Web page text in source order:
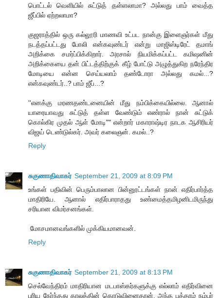
பொட்டல் வெளியில் சுட்டுத் தள்ளலாமா? அல்லது பாம் வைத்த
ஜீப்பில் ஏற்றலாமா?
குஜராத்தில் ஒரு கல்லூரி மாணவி உட்பட நான்கு இளைஞர்கள் மீது
நடத்தப்பட்டது போலி என்கவுண்டர் என்று மாஜிஸ்டிரேட் தமாங்
அறிக்கை சமர்ப்பிக்கிறார். அரசால் நியமிக்கப்பட்ட கமிஷனின்
அறிக்கையை தன் பிட்டத்திற்குக் கீழ் போட்டு அழுத்துகிற நரேந்திர
மோடியை என்ன செய்யலாம் தண்டோரா அல்லது கமல்...?
என்கவுண்டர்..? பாம் ஜீப்...?
''எனக்கு மரணதண்டனையின் மீது நம்பிக்கையில்லை. ஆனால்
யாரையாவது சுட்டுத் தள்ள வேண்டும் எண்ரால் நான் சுட்டுக்
கொல்கிர முதல் ஆள் மோடி"" என்றார் மகாராஷ்டிர நாடக ஆசிரியர்
விஜய் டெண்டுல்கர். அவர் கலைஞன். கமல்..?
Reply
சுகுணாதிவாகர் September 21, 2009 at 8:09 PM
உங்கள் பதிவின் பெரும்பாலான பின்னூட்டங்கள் நான் எதிர்பார்த்த
மாதிரியே. ஆனால் எதிர்பாராதது உண்மைத்தமிழனிடமிருந்து
சரியான விமர்சனங்கள்.
‍ ‍மோசமானவங்களில் முக்கியமானவன்.
Reply
சுகுணாதிவாகர் September 21, 2009 at 8:13 PM
செல்வேந்திரம் மாதிரியான மடபாஸ்கர்களுக்கு எல்லாம் எதிர்வினை
புரிய நேர்ந்தது காலத்தின் கொடுவினைதான். அந்த பத்தாம் நம்பர்